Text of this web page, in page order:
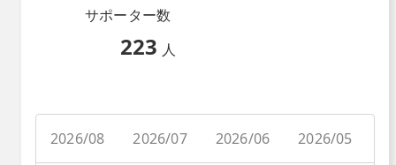
サポーター数
223 人
2026/08 2026/07 2026/06 2026/05